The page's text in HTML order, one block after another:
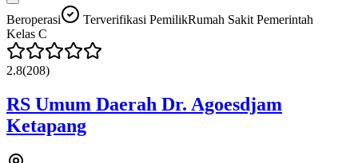
Beroperasi Terverifikasi PemilikRumah Sakit Pemerintah
Kelas C
2.8(208)
RS Umum Daerah Dr. Agoesdjam
Ketapang